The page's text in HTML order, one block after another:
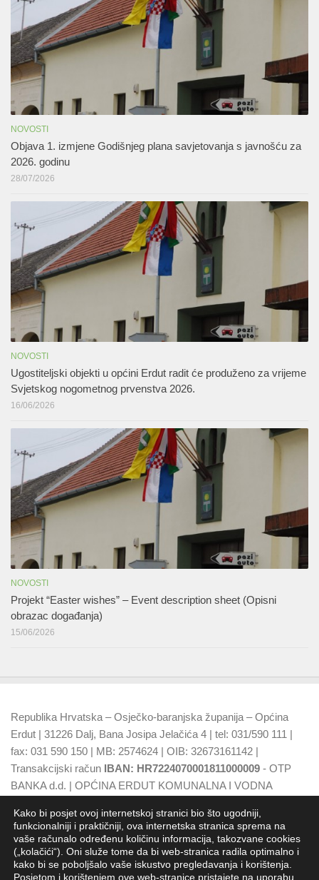
NOVOSTI
Objava 1. izmjene Godišnjeg plana savjetovanja s javnošću za
2026. godinu
28/07/2026
NOVOSTI
Ugostiteljski objekti u općini Erdut radit će produženo za vrijeme
Svjetskog nogometnog prvenstva 2026.
16/06/2026
NOVOSTI
Projekt “Easter wishes” – Event description sheet (Opisni
obrazac događanja)
15/06/2026
Republika Hrvatska – Osječko-baranjska županija – Općina
Erdut | 31226 Dalj, Bana Josipa Jelačića 4 | tel: 031/590 111 |
fax: 031 590 150 | MB: 2574624 | OIB: 32673161142 |
Transakcijski račun IBAN: HR7224070001811000009 - OTP
BANKA d.d. | OPĆINA ERDUT KOMUNALNA I VODNA
d.d.
Kako bi posjet ovoj internetskoj stranici bio što ugodniji,
funkcionalniji i praktičniji, ova internetska stranica sprema na
vaše računalo određenu količinu informacija, takozvane cookies
(„kolačići“). Oni služe tome da bi web-stranica radila optimalno i
kako bi se poboljšalo vaše iskustvo pregledavanja i korištenja.
Posjetom i korištenjem ove web-stranice pristajete na uporabu